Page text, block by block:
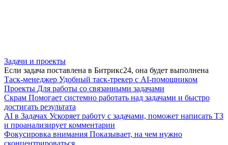
Задачи и проекты
Если задача поставлена в Битрикс24, она будет выполнена
Таск-менеджер Удобный таск-трекер с AI-помощником
Проекты Для работы со связанными задачами
Скрам Помогает системно работать над задачами и быстро
достигать результата
AI в Задачах Ускоряет работу с задачами, поможет написать ТЗ
и проанализирует комментарии
Фокусировка внимания Показывает, на чем нужно
сконцентрироваться